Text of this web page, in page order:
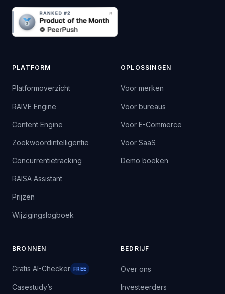
PLATFORM
Platformoverzicht
RAIVE Engine
Content Engine
Zoekwoordintelligentie
Concurrentietracking
RAISA Assistant
Prijzen
Wijzigingslogboek
OPLOSSINGEN
Voor merken
Voor bureaus
Voor E-Commerce
Voor SaaS
Demo boeken
BRONNEN
Gratis AI-Checker FREE
Casestudy’s
BEDRIJF
Over ons
Investeerders